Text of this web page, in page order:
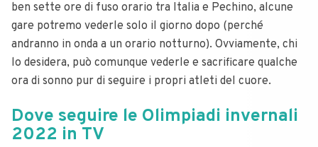
ben sette ore di fuso orario tra Italia e Pechino, alcune
gare potremo vederle solo il giorno dopo (perché
andranno in onda a un orario notturno). Ovviamente, chi
lo desidera, può comunque vederle e sacrificare qualche
ora di sonno pur di seguire i propri atleti del cuore.
Dove seguire le Olimpiadi invernali
2022 in TV